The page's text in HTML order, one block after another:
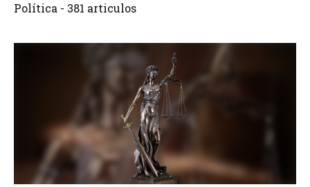
Política - 381 articulos
Crear 1516 Articulos